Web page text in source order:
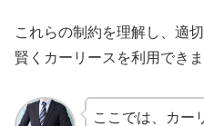
これらの制約を理解し、適
賢くカーリースを利用できま
ここでは、カー